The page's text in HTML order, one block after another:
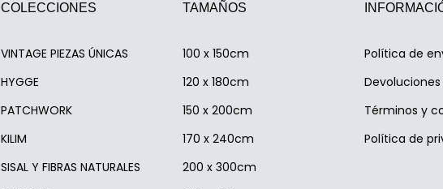
COLECCIONES
VINTAGE PIEZAS ÚNICAS
HYGGE
PATCHWORK
KILIM
SISAL Y FIBRAS NATURALES
TAMAÑOS
100 x 150cm
120 x 180cm
150 x 200cm
170 x 240cm
200 x 300cm
Política de
Términos y
Política de